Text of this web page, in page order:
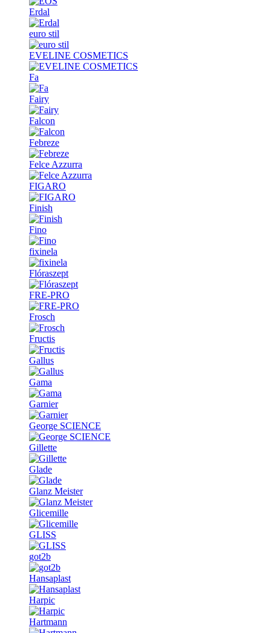
Erdal
euro stil
EVELINE COSMETICS
Fa
Fairy
Falcon
Febreze
Felce Azzurra
FIGARO
Finish
Fino
fixinela
Flóraszept
FRE-PRO
Frosch
Fructis
Gallus
Gama
Garnier
George SCIENCE
Gillette
Glade
Glanz Meister
Glicemille
GLISS
got2b
Hansaplast
Harpic
Hartmann